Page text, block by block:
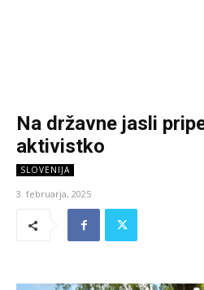
Na državne jasli
aktivistko
SLOVENIJA
3. februarja, 2025